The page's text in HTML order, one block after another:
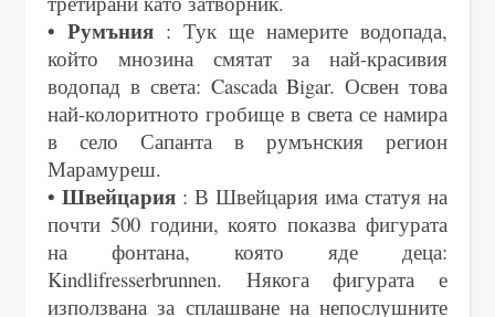
• Румъния : Тук ще намерите водопада,
който мнозина смятат за най-красивия
водопад в света: Cascada Bigar. Освен това
най-колоритното гробище в света се намира
в село Сапанта в румънския регион
Марамуреш.
• Швейцария : В Швейцария има статуя на
почти 500 години, която показва фигурата
на фонтана, която яде деца:
Kindlifresserbrunnen. Някога фигурата е
използвана за сплашване на непослушните